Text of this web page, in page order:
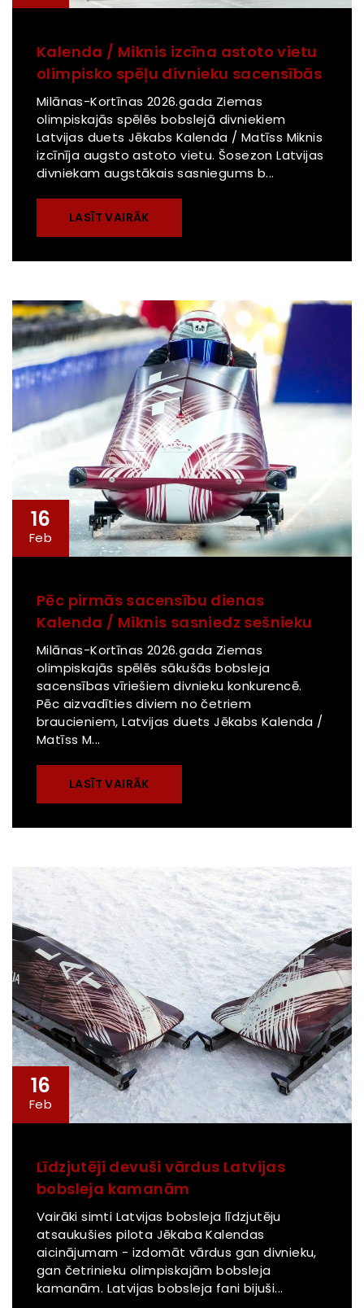
Kalenda / Miknis izcīna astoto vietu
olimpisko spēļu divnieku sacensībās
Milānas-Kortīnas 2026.gada Ziemas
olimpiskajās spēlēs bobslejā divniekiem
Latvijas duets Jēkabs Kalenda / Matīss Miknis
izcīnīja augsto astoto vietu. Šosezon Latvijas
divniekam augstākais sasniegums b...
LASĪT VAIRĀK
16
Feb
Pēc pirmās sacensību dienas
Kalenda / Miknis sasniedz sešnieku
Milānas-Kortīnas 2026.gada Ziemas
olimpiskajās spēlēs sākušās bobsleja
sacensības vīriešiem divnieku konkurencē.
Pēc aizvadīties diviem no četriem
braucieniem, Latvijas duets Jēkabs Kalenda /
Matīss M...
LASĪT VAIRĀK
16
Feb
Līdzjutēji devuši vārdus Latvijas
bobsleja kamanām
Vairāki simti Latvijas bobsleja līdzjutēju
atsaukušies pilota Jēkaba Kalendas
aicinājumam - izdomāt vārdus gan divnieku,
gan četrinieku olimpiskajām bobsleja
kamanām. Latvijas bobsleja fani bijuši...